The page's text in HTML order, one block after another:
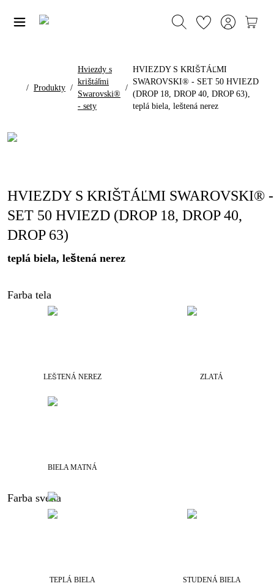
/ Produkty /
Hviezdy s
krištáľmi
Swarovski®
- sety
/
HVIEZDY S KRIŠTÁĽMI
SWAROVSKI® - SET 50 HVIEZD
(DROP 18, DROP 40, DROP 63),
teplá biela, leštená nerez
HVIEZDY S KRIŠTÁĽMI SWAROVSKI® -
SET 50 HVIEZD (DROP 18, DROP 40,
DROP 63)
teplá biela, leštená nerez
Farba tela
LEŠTENÁ NEREZ ZLATÁ
BIELA MATNÁ
Farba svetla
TEPLÁ BIELA STUDENÁ BIELA